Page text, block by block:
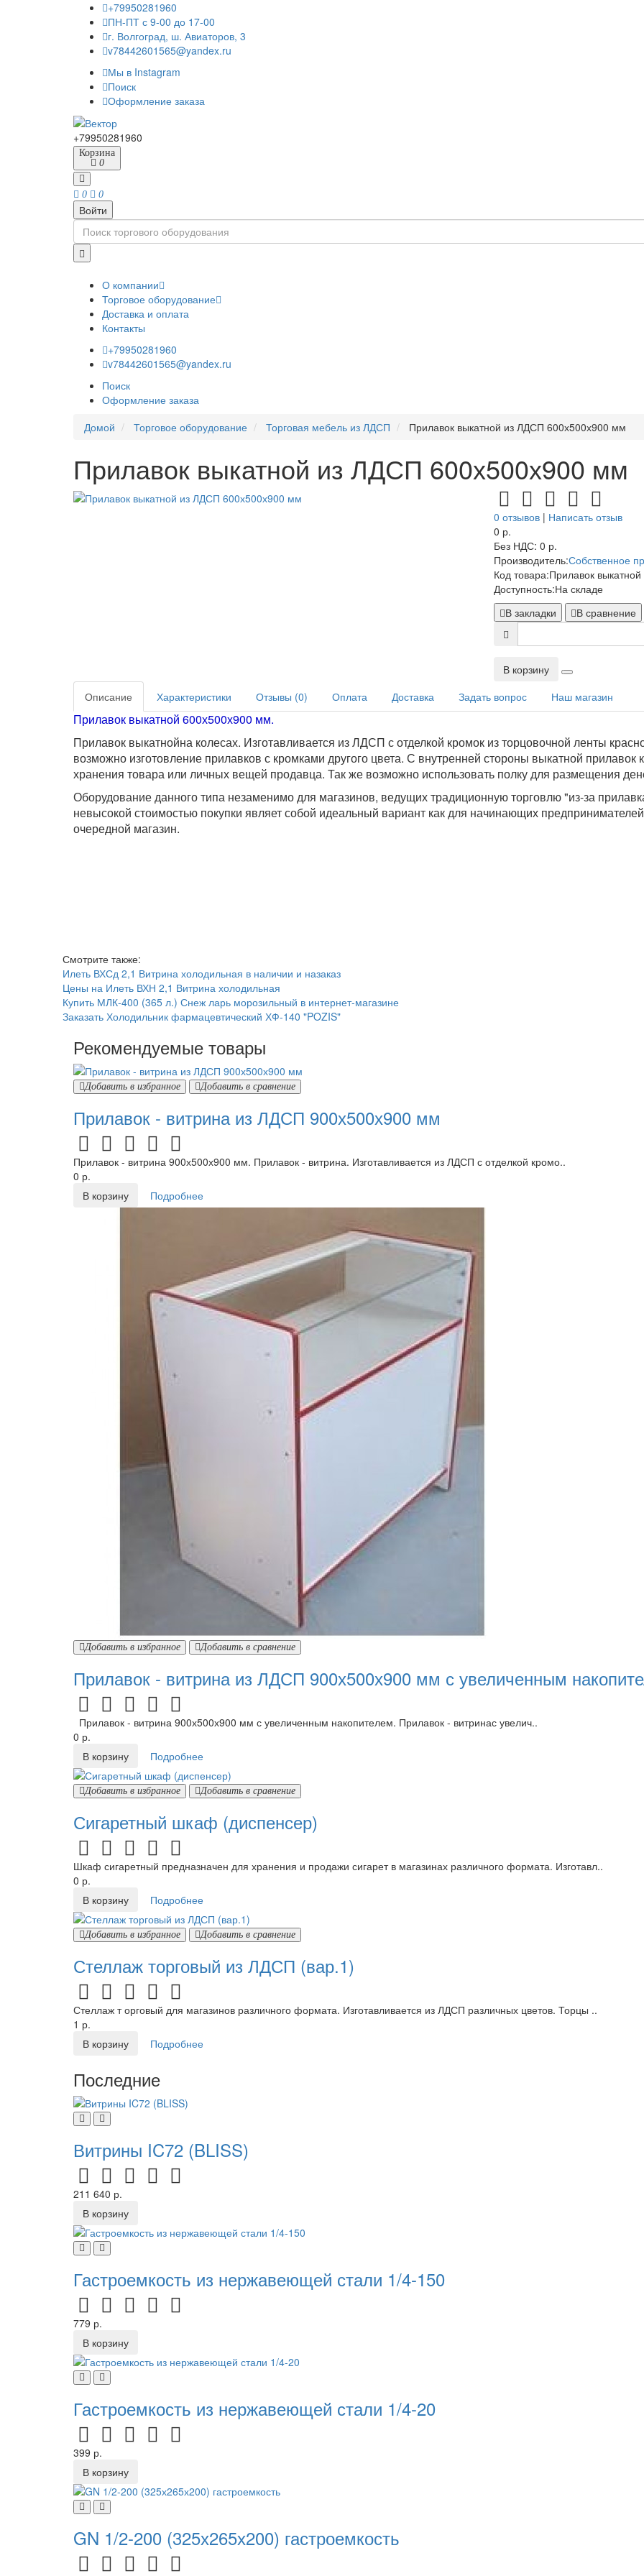
+79950281960
ПН-ПТ с 9-00 до 17-00
г. Волгоград, ш. Авиаторов, 3
v78442601565@yandex.ru
Мы в Instagram
Поиск
Оформление заказа
+79950281960
Корзина
0
0 0
Войти
О компании
Торговое оборудование
Доставка и оплата
Контакты
+79950281960
v78442601565@yandex.ru
Поиск
Оформление заказа
Домой
Торговое оборудование Торговая мебель из ЛДСП Прилавок выкатной из ЛДСП 600х500х900 мм
Прилавок выкатной из ЛДСП 600х500х900 мм
0 отзывов | Написать отзыв
0 р.
Без НДС: 0 р.
Производитель:Собственное
Код товара:Прилавок
Доступность:На складе
В закладки
В сравнение
В корзину
Описание
Характеристики Отзывы (0) Оплата Доставка Задать вопрос Наш магазин
Прилавок выкатной 600х500х900 мм.
Прилавок выкатнойна колесах. Изготавливается из ЛДСП с отделкой кромок из торцовочной ленты
возможно изготовление прилавков с кромками другого цвета. С внутренней стороны выкатной прилавок
хранения товара или личных вещей продавца. Так же возможно использовать полку для размещения
Оборудование данного типа незаменимо для магазинов, ведущих традиционную торговлю "из-за
невысокой стоимостью покупки являет собой идеальный вариант как для начинающих
очередной магазин.
Смотрите также:
Илеть ВХСд 2,1 Витрина холодильная в наличии и назаказ
Цены на Илеть ВХН 2,1 Витрина холодильная
Купить МЛК-400 (365 л.) Снеж ларь морозильный в интернет-магазине
Заказать Холодильник фармацевтический ХФ-140 "POZIS"
Рекомендуемые товары
Добавить в избранное Добавить в сравнение
Прилавок - витрина из ЛДСП 900х500х900 мм
Прилавок - витрина 900х500х900 мм. Прилавок - витрина. Изготавливается из ЛДСП с отделкой кромо..
0 р.
В корзину
Подробнее
Добавить в избранное Добавить в сравнение
Прилавок - витрина из ЛДСП 900х500х900 мм с увеличенным
Прилавок - витрина 900х500х900 мм с увеличенным накопителем. Прилавок - витринас увелич..
0 р.
В корзину
Подробнее
Добавить в избранное Добавить в сравнение
Сигаретный шкаф (диспенсер)
Шкаф сигаретный предназначен для хранения и продажи сигарет в магазинах различного формата. Изготавл..
0 р.
В корзину
Подробнее
Добавить в избранное Добавить в сравнение
Стеллаж торговый из ЛДСП (вар.1)
Стеллаж т орговый для магазинов различного формата. Изготавливается из ЛДСП различных цветов. Торцы ..
1 р.
В корзину
Подробнее
Последние
Витрины IC72 (BLISS)
211 640 р.
В корзину
Гастроемкость из нержавеющей стали 1/4-150
779 р.
В корзину
Гастроемкость из нержавеющей стали 1/4-20
399 р.
В корзину
GN 1/2-200 (325х265х200) гастроемкость